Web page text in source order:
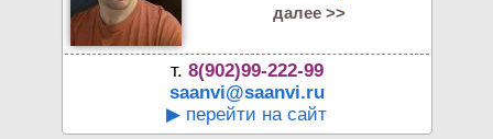
далее >>
т. 8(902)99-222-99
saanvi@saanvi.ru
▶ перейти на сайт